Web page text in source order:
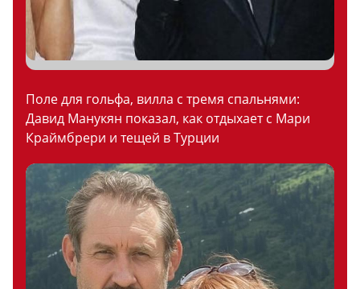
Поле для гольфа, вилла с тремя спальнями:
Давид Манукян показал, как отдыхает с Мари
Краймбрери и тещей в Турции